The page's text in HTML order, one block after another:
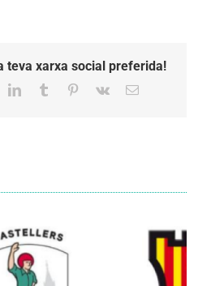
teva xarxa social preferida!
LinkedInTumblr Pinterest
Vk Email: